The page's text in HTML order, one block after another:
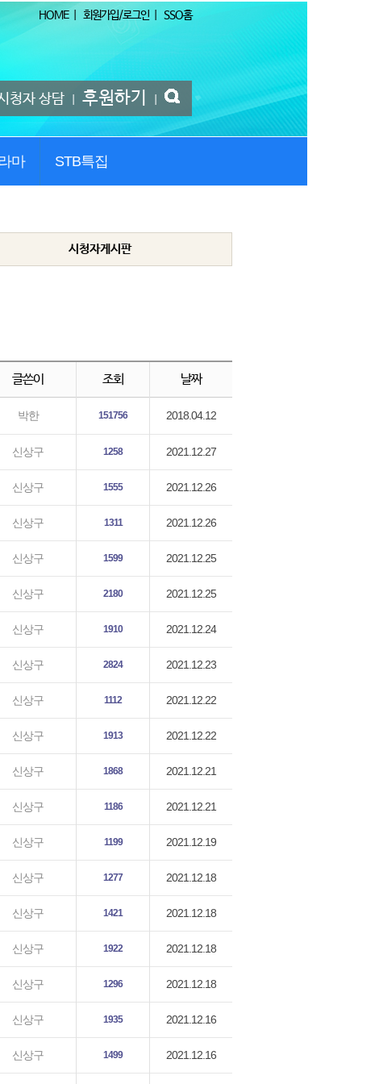
HOME| 회원가입/로그인 SSO홈
청자 상담 후원하기
마 STB특집
시청자게시판
글쓴이 조회 날짜
박한 151756 2018.04.12
신상구 1258 2021.12.27
신상구 1555 2021.12.26
신상구 1311 2021.12.26
신상구 1599 2021.12.25
신상구 2180 2021.12.25
신상구 1910 2021.12.24
신상구 2824 2021.12.23
신상구 1112 2021.12.22
신상구 1913 2021.12.22
신상구 1868 2021.12.21
신상구 1186 2021.12.21
신상구 1199 2021.12.19
신상구 1277 2021.12.18
신상구 1421 2021.12.18
신상구 1922 2021.12.18
신상구 1296 2021.12.18
신상구 1935 2021.12.16
신상구 1499 2021.12.16